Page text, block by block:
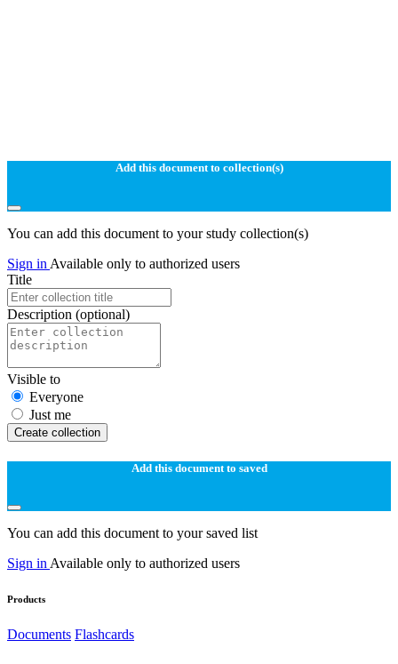
Add this document to collection(s)
You can add this document to your study collection(s)
Sign in Available only to authorized users
Title
Description (optional)
Visible to
Everyone
Just me
Create collection
Add this document to saved
You can add this document to your saved list
Sign in Available only to authorized users
Products
Documents Flashcards